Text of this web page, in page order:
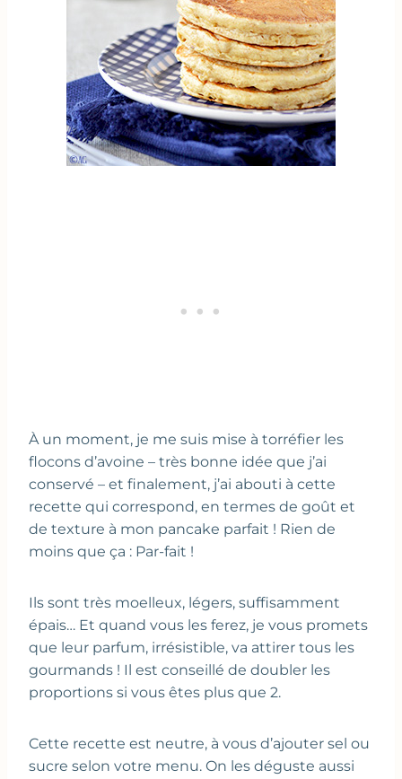
À un moment, je me suis mise à torréfier les
flocons d’avoine – très bonne idée que j’ai
conservé – et finalement, j’ai abouti à cette
recette qui correspond, en termes de goût et
de texture à mon pancake parfait ! Rien de
moins que ça : Par-fait !
Ils sont très moelleux, légers, suffisamment
épais… Et quand vous les ferez, je vous promets
que leur parfum, irrésistible, va attirer tous les
gourmands ! Il est conseillé de doubler les
proportions si vous êtes plus que 2.
Cette recette est neutre, à vous d’ajouter sel ou
sucre selon votre menu. On les déguste aussi